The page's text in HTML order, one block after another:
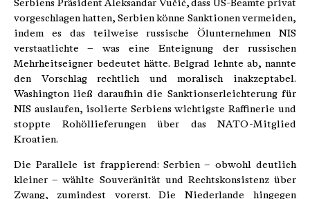
Serbiens Präsident Aleksandar Vučić, dass US-Beamte privat
vorgeschlagen hatten, Serbien könne Sanktionen vermeiden,
indem es das teilweise russische Ölunternehmen NIS
verstaatlichte – was eine Enteignung der russischen
Mehrheitseigner bedeutet hätte. Belgrad lehnte ab, nannte
den Vorschlag rechtlich und moralisch inakzeptabel.
Washington ließ daraufhin die Sanktionserleichterung für
NIS auslaufen, isolierte Serbiens wichtigste Raffinerie und
stoppte Rohöllieferungen über das NATO-Mitglied
Kroatien.
Die Parallele ist frappierend: Serbien – obwohl deutlich
kleiner – wählte Souveränität und Rechtskonsistenz über
Zwang, zumindest vorerst. Die Niederlande hingegen